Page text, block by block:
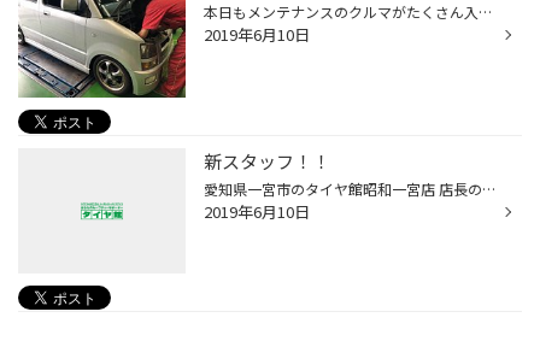
本日もメンテナンスのクルマがたくさん入庫しています。 調子の悪い 高橋の愛車ワゴンＲを整備士川又さんに 見てもらってます。 アイドリング不調の原因はプラグでした。 続いて 20ソアラの車検です。 旧車担当は私 高橋の担当です。 20年ほどメンテナンスを任させて頂いていて、オーナーさんも 私...
2019年6月10日
新スタッフ！！
愛知県一宮市のタイヤ館昭和一宮店 店長の高橋です。 6月より既存スタッフが転勤となりまして、全員新スタッフになりました。 私と本田スタッフは以前も昭和一宮店で勤務もしておりましたので ご存知の方もいらっしゃるかも知れません。 地域の皆様に安心で安全なカーライフをご提供する為に 精いっ...
2019年6月10日